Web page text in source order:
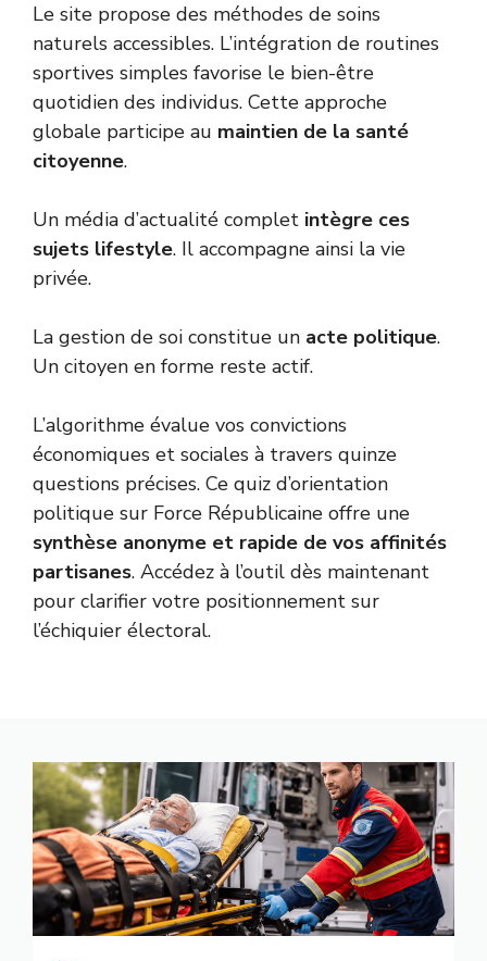
Le site propose des méthodes de soins
naturels accessibles. L’intégration de routines
sportives simples favorise le bien-être
quotidien des individus. Cette approche
globale participe au maintien de la santé
citoyenne.
Un média d’actualité complet intègre ces
sujets lifestyle. Il accompagne ainsi la vie
privée.
La gestion de soi constitue un acte politique.
Un citoyen en forme reste actif.
L’algorithme évalue vos convictions
économiques et sociales à travers quinze
questions précises. Ce quiz d’orientation
politique sur Force Républicaine offre une
synthèse anonyme et rapide de vos affinités
partisanes. Accédez à l’outil dès maintenant
pour clarifier votre positionnement sur
l’échiquier électoral.